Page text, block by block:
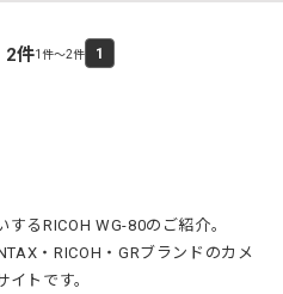
2件1件～2件 1
るRICOH WG-80のご紹介。
・RICOH・GRブランドのカメ
トです。